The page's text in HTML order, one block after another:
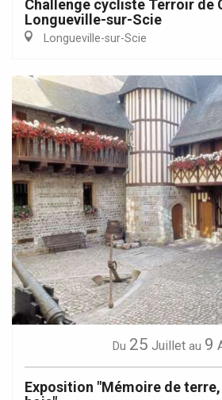
Challenge cycliste Terroir de
Longueville-sur-Scie
Longueville-sur-Scie
Du 25 Juillet au 9
Exposition "Mémoire de